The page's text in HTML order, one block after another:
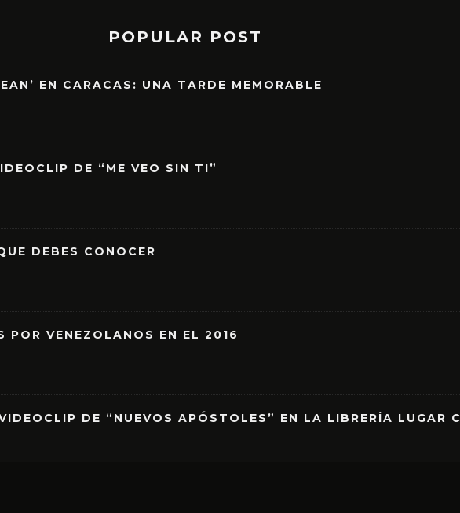
POPULAR POST
EN CARACAS: UNA TARDE MEMORABLE
DE “ME VEO SIN TI”
DEBES CONOCER
POR VENEZOLANOS EN EL 2016
DE “NUEVOS APÓSTOLES” EN LA LIBRERÍA LUGAR